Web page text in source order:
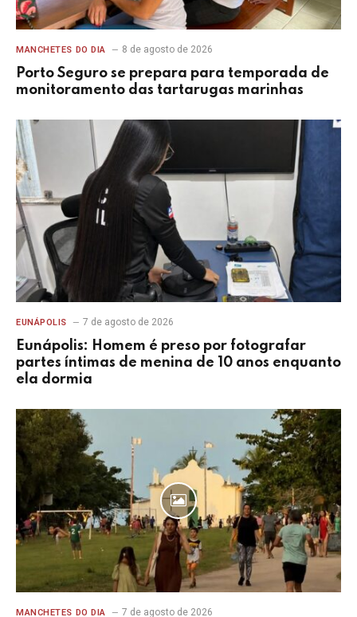
MANCHETES DO DIA 8 de agosto de 2026
Porto Seguro se prepara para temporada de
monitoramento das tartarugas marinhas
EUNÁPOLIS 7 de agosto de 2026
Eunápolis: Homem é preso por fotografar
partes íntimas de menina de 10 anos enquanto
ela dormia
MANCHETES DO DIA 7 de agosto de 2026